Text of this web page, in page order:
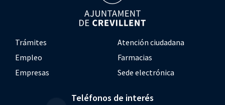
Trámites
Atención ciudadana
Empleo
Farmacias
Empresas
Sede electrónica
Teléfonos de interés